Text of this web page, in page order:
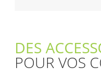
DES
POUR VOS